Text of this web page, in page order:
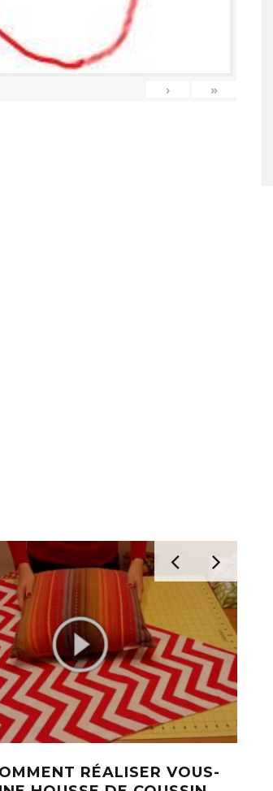
› »
COMMENT IL A
ET
IDÉES DE PASSERELLES
BOIS POUR VOTRE